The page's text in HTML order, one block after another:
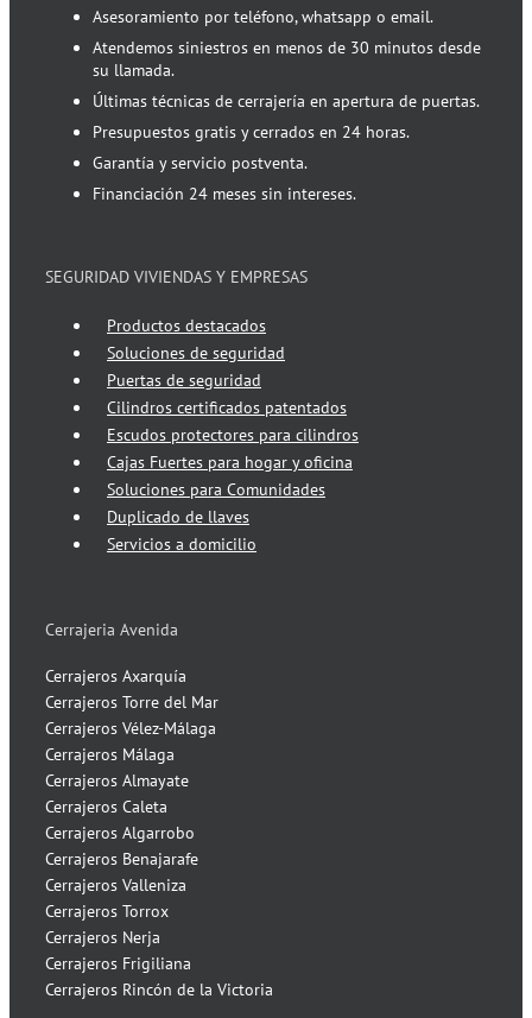
Asesoramiento por teléfono, whatsapp o email.
Atendemos siniestros en menos de 30 minutos desde
su llamada.
Últimas técnicas de cerrajería en apertura de puertas.
Presupuestos gratis y cerrados en 24 horas.
Garantía y servicio postventa.
Financiación 24 meses sin intereses.
SEGURIDAD VIVIENDAS Y EMPRESAS
Productos destacados
Soluciones de seguridad
Puertas de seguridad
Cilindros certificados patentados
Escudos protectores para cilindros
Cajas Fuertes para hogar y oficina
Soluciones para Comunidades
Duplicado de llaves
Servicios a domicilio
Cerrajeria Avenida
Cerrajeros Axarquía
Cerrajeros Torre del Mar
Cerrajeros Vélez-Málaga
Cerrajeros Málaga
Cerrajeros Almayate
Cerrajeros Caleta
Cerrajeros Algarrobo
Cerrajeros Benajarafe
Cerrajeros Valleniza
Cerrajeros Torrox
Cerrajeros Nerja
Cerrajeros Frigiliana
Cerrajeros Rincón de la Victoria